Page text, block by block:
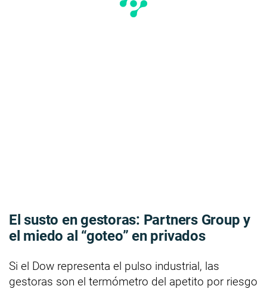
El susto en gestoras: Partners Group y
el miedo al “goteo” en privados
Si el Dow representa el pulso industrial, las
gestoras son el termómetro del apetito por riesgo